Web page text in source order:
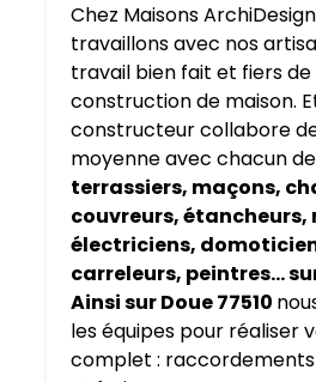
Chez Maisons
travaillons avec nos
travail bien fait et fiers de
construction de maison.
constructeur collabore
moyenne avec chacun
terrassiers, maçons,
couvreurs, étancheurs,
électriciens,
carreleurs, peintres…
Ainsi sur Doue 77510
les équipes pour réaliser
complet :